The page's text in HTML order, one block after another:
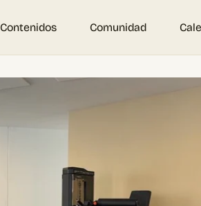
Contenidos Comunidad